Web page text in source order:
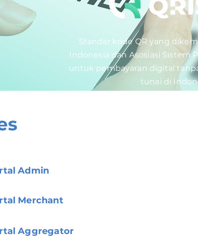
Standar kode QR yang
Indonesia dan Asosiasi Sistem
untuk pembayaran digital
tunai di
Admin
Merchant
Aggregator